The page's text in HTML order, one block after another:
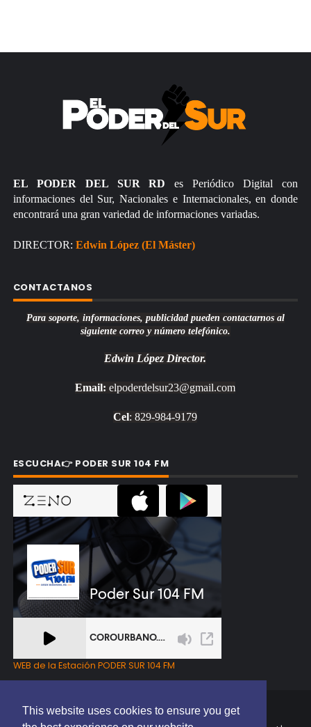
This website uses cookies to ensure you get
EL PODER DEL SUR RD es Periódico Digital con
informaciones del Sur, Nacionales e Internacionales, en donde
encontrará una gran variedad de informaciones variadas.
DIRECTOR: Edwin López (El Máster)
CONTACTANOS
Para soporte, informaciones, publicidad pueden contactarnos al
siguiente correo y número telefónico.
Edwin López Director.
Email: elpoderdelsur23@gmail.com
Cel: 829-984-9179
ESCUCHA👉 PODER SUR 104 FM
WEB de la Estación PODER SUR 104 FM